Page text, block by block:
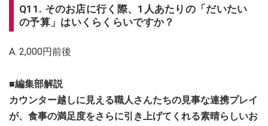
Q11. そのお店に行く際、1人あたりの「だいたい
の予算」はいくらくらいですか？
A. 2,000円前後
■編集部解説
カウンター越しに見える職人さんたちの見事な連携プレイ
が、食事の満足度をさらに引き上げてくれる素晴らしいお